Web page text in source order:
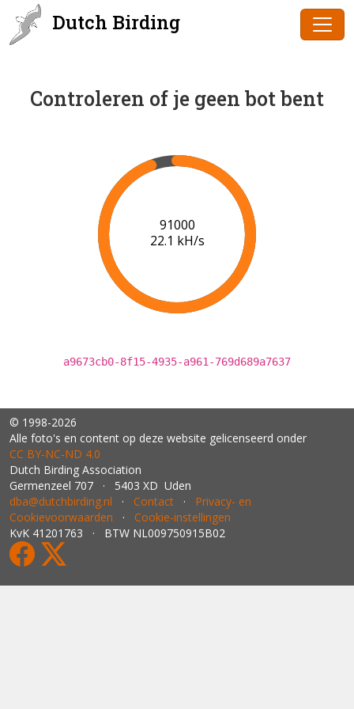
Dutch Birding
Controleren of je geen bot bent
93000
22.2 kH/s
a9673cb0-8f15-4935-a961-769d689a7637
© 1998-2026
Alle foto's en content op deze website gelicenseerd onder
CC BY‑NC‑ND 4.0
Dutch Birding Association
Germenzeel 707 · 5403 XD Uden
dba@dutchbirding.nl · Contact · Privacy- en
Cookievoorwaarden · Cookie-instellingen
KvK 41201763 · BTW NL009750915B02